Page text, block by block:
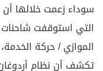
سوداء زعمت خلالها
الموازي / حركة
تكشف أن نظام